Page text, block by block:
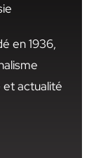
en 1936,
et actualité